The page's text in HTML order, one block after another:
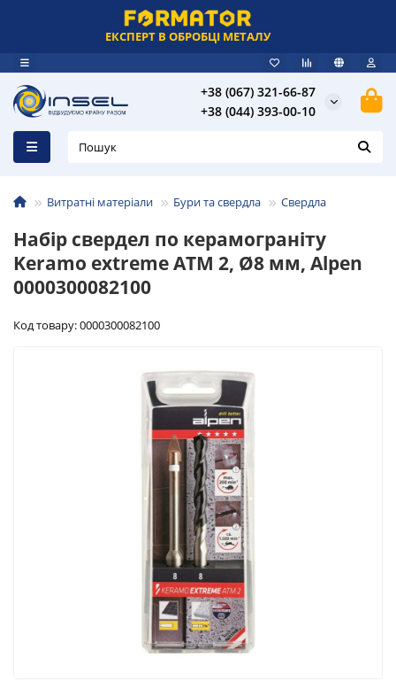
ЕКСПЕРТ В ОБРОБЦІ МЕТАЛУ
+38 (067) 321-66-87
+38 (044) 393-00-10
Витратні матеріали Бури та свердла Свердла
Набір свердел по керамограніту
Keramo extreme ATM 2, Ø8 мм, Alpen
0000300082100
Код товару: 0000300082100